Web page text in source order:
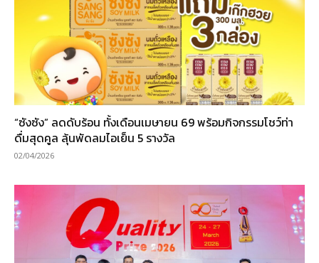
“ซังซัง” ลดดับร้อน ทั้งเดือนเมษายน 69 พร้อมกิจกรรมโชว์ท่า
ดื่มสุดคูล ลุ้นพัดลมไอเย็น 5 รางวัล
02/04/2026